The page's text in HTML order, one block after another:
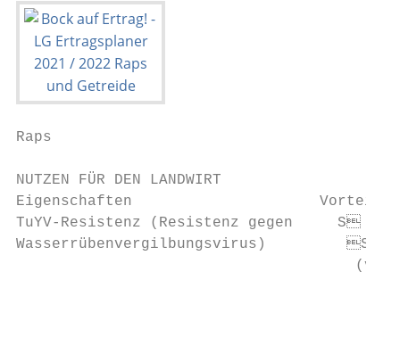
Raps
NUTZEN FÜR DEN LANDWIRT
Eigenschaften
TuYV-Resistenz (Resistenz gegen     S
Wasserrübenvergilbungsvirus)